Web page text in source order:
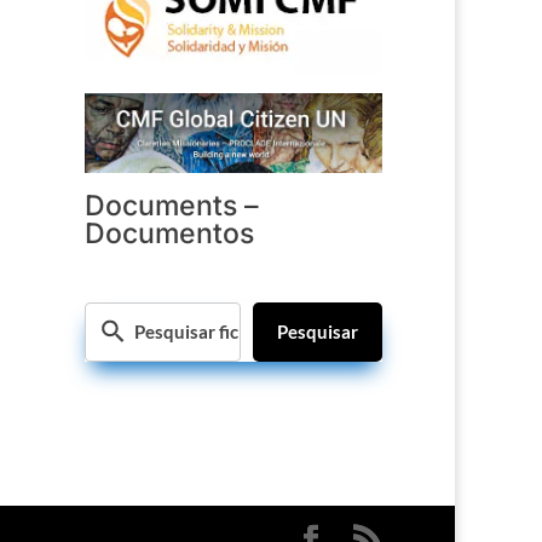
Documents –
Documentos
Pesquisar